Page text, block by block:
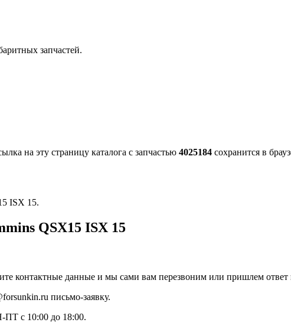
запчастей.
на эту страницу каталога с запчастью 4025184 сохранится в
ISX 15.
QSX15 ISX 15
контактные данные и мы сами вам перезвоним или пришлем ответ
письмо-заявку.
ПТ с 10:00 до 18:00.